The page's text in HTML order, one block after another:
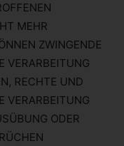
MEHR
ZWINGENDE
VERARBEITUNG
RECHTE UND
VERARBEITUNG
ODER